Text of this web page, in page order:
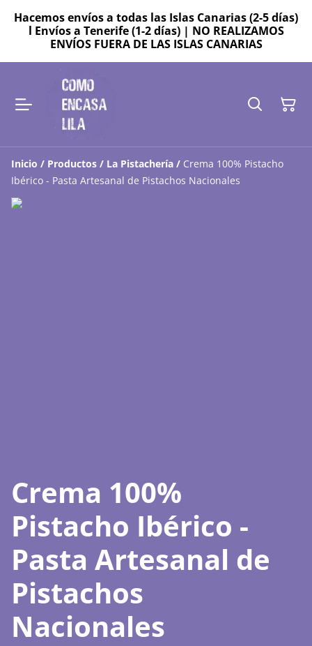
Hacemos envíos a todas las Islas Canarias (2-5 días)
l Envíos a Tenerife (1-2 días) | NO REALIZAMOS
ENVÍOS FUERA DE LAS ISLAS CANARIAS
Inicio / Productos / La Pistachería / Crema 100% Pistacho
Ibérico - Pasta Artesanal de Pistachos Nacionales
Crema 100%
Pistacho Ibérico -
Pasta Artesanal de
Pistachos
Nacionales